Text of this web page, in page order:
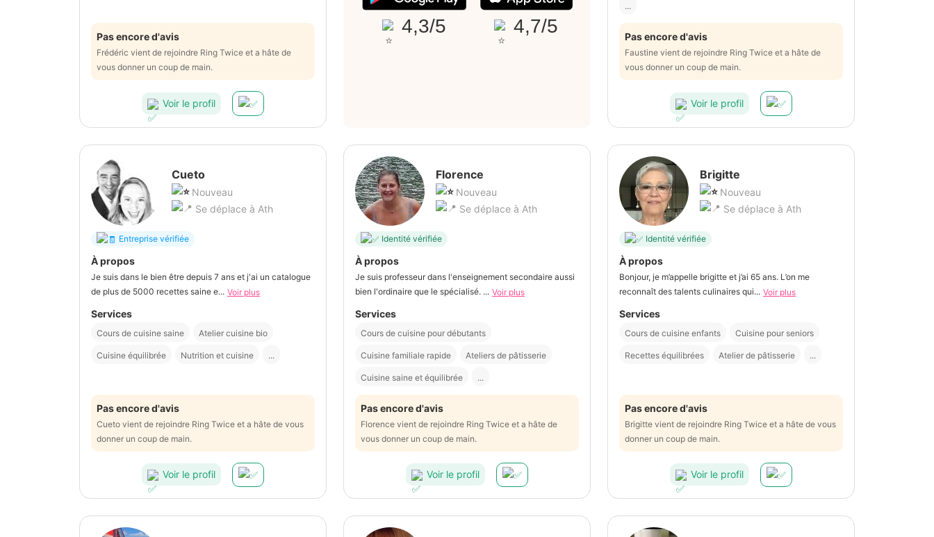
Pas encore d'avis
Frédéric vient de rejoindre Ring Twice et a hâte de
vous donner un coup de main.
Voir le profil
4,3/5 4,7/5
...
Pas encore d'avis
Faustine vient de rejoindre Ring Twice et a hâte de
vous donner un coup de main.
Voir le profil
Cueto
Nouveau
Se déplace à Ath
Entreprise vérifiée
À propos
Je suis dans le bien être depuis 7 ans et j'ai un catalogue
de plus de 5000 recettes saine e... Voir plus
Services
Cours de cuisine saine Atelier cuisine bio
Cuisine équilibrée Nutrition et cuisine ...
Pas encore d'avis
Cueto vient de rejoindre Ring Twice et a hâte de vous
donner un coup de main.
Voir le profil
Florence
Nouveau
Se déplace à Ath
Identité vérifiée
À propos
Je suis professeur dans l'enseignement secondaire aussi
bien l'ordinaire que le spécialisé. ... Voir plus
Services
Cours de cuisine pour débutants
Cuisine familiale rapide Ateliers de pâtisserie
Cuisine saine et équilibrée ...
Pas encore d'avis
Florence vient de rejoindre Ring Twice et a hâte de
vous donner un coup de main.
Voir le profil
Brigitte
Nouveau
Se déplace à Ath
Identité vérifiée
À propos
Bonjour, je m’appelle brigitte et j’ai 65 ans. L’on me
reconnaît des talents culinaires qui... Voir plus
Services
Cours de cuisine enfants Cuisine pour seniors
Recettes équilibrées Atelier de pâtisserie ...
Pas encore d'avis
Brigitte vient de rejoindre Ring Twice et a hâte de vous
donner un coup de main.
Voir le profil